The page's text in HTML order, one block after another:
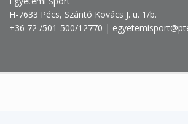
H-7633 Pécs, Szántó Kovács J. u. 1/b.
+36 72 /501-500/12770 |